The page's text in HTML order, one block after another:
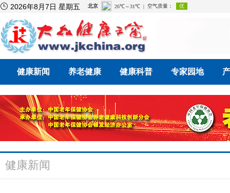
 2026年8月7日 星期五
健康新闻 养老健康 健康科普 专家园地
健康新闻